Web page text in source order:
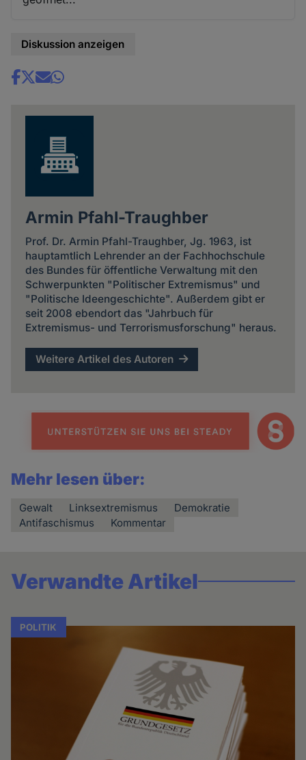
Diskussion anzeigen
Share
Armin Pfahl-Traughber
Prof. Dr. Armin Pfahl-Traughber, Jg. 1963, ist
hauptamtlich Lehrender an der Fachhochschule
des Bundes für öffentliche Verwaltung mit den
Schwerpunkten "Politischer Extremismus" und
"Politische Ideengeschichte". Außerdem gibt er
seit 2008 ebendort das "Jahrbuch für
Extremismus- und Terrorismusforschung" heraus.
Weitere Artikel des Autoren
Mehr lesen über:
Gewalt Linksextremismus
Demokratie
Antifaschismus
Kommentar
Verwandte Artikel
POLITIK